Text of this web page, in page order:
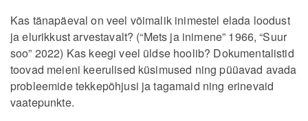
Kas tänapäeval on veel võimalik inimestel elada loodust
ja elurikkust arvestavalt? (“Mets ja inimene” 1966, “Suur
soo” 2022) Kas keegi veel üldse hoolib? Dokumentalistid
toovad meieni keerulised küsimused ning püüavad avada
probleemide tekkepõhjusi ja tagamaid ning erinevaid
vaatepunkte.